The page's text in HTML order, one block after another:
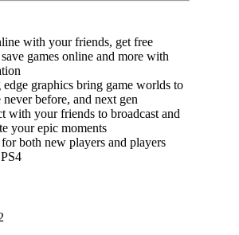
with your friends, get free
save games online and more with
graphics bring game worlds to
before, and next gen
with your friends to broadcast and
your epic moments
both new players and players